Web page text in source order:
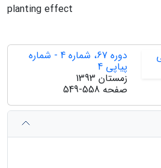
planting effect
دوره 67، شماره 4 - شماره
پیاپی 4
زمستان 1393
صفحه 549-558